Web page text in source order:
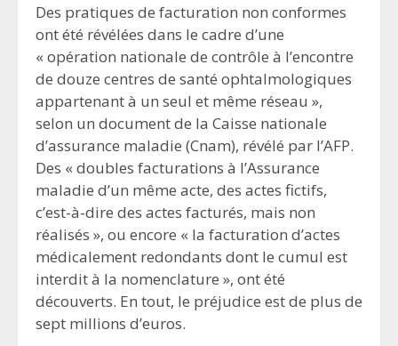
Des pratiques de facturation non conformes
ont été révélées dans le cadre d’une
« opération nationale de contrôle à l’encontre
de douze centres de santé ophtalmologiques
appartenant à un seul et même réseau »,
selon un document de la Caisse nationale
d’assurance maladie (Cnam), révélé par l’AFP.
Des « doubles facturations à l’Assurance
maladie d’un même acte, des actes fictifs,
c’est-à-dire des actes facturés, mais non
réalisés », ou encore « la facturation d’actes
médicalement redondants dont le cumul est
interdit à la nomenclature », ont été
découverts. En tout, le préjudice est de plus de
sept millions d’euros.